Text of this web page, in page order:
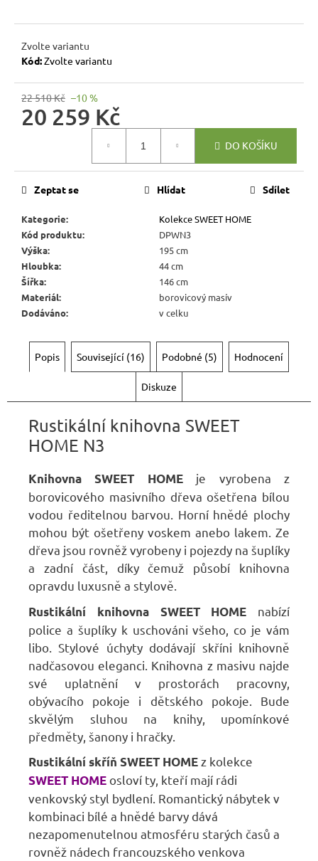
Zvolte variantu
Kód:Zvolte variantu
22 510 Kč –10 %
20 259 Kč
DO KOŠÍKU
Kategorie:
Kolekce SWEET HOME
Kód produktu:
DPWN3
Výška:
195 cm
Hloubka:
44 cm
Šířka:
146 cm
Materiál:
borovicový masív
Dodáváno: v celku
Zeptat se Hlídat Sdílet
Popis Související (16) Podobné (5) Hodnocení
Diskuze
Rustikální knihovna SWEET
HOME N3
Knihovna SWEET HOME
je vyrobena z
borovicového masivního dřeva ošetřena bílou
vodou ředitelnou barvou. Horní hnědé plochy
mohou být ošetřeny voskem anebo lakem. Ze
dřeva jsou rovněž vyrobeny i pojezdy na šuplíky
a zadní část, díky čemuž působí knihovna
opravdu luxusně a stylově.
Rustikální knihovna SWEET HOME nabízí
police a šuplíky k uschováni všeho, co je vám
libo. Stylové úchyty dodávají skříni knihovně
nadčasovou eleganci. Knihovna z masivu najde
své uplatnění v prostorách pracovny,
obývacího pokoje i dětského pokoje. Bude
skvělým sluhou na knihy, upomínkové
předměty, šanony i hračky.
Rustikální skříň SWEET HOMEz kolekce
SWEET HOMEosloví ty, kteří mají rádi
venkovský styl bydlení. Romantický nábytek v
kombinaci bílé a hnědé barvy dává
nezapomenutelnou atmosféru starých časů a
rovněž nádech francouzského venkova
SWEET
HOME
SIL22
2
601
Kč
Původně: